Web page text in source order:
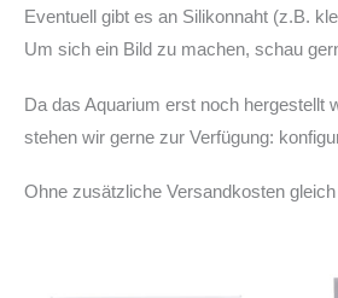
Eventuell gibt es an Silikonnaht (z.B.
Um sich ein Bild zu machen, schau
Da das Aquarium erst noch hergestellt
stehen wir gerne zur Verfügung:
Ohne zusätzliche Versandkosten